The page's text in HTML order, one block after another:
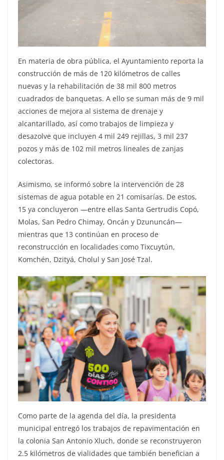
En materia de obra pública, el Ayuntamiento reporta la
construcción de más de 120 kilómetros de calles
nuevas y la rehabilitación de 38 mil 800 metros
cuadrados de banquetas. A ello se suman más de 9 mil
acciones de mejora al sistema de drenaje y
alcantarillado, así como trabajos de limpieza y
desazolve que incluyen 4 mil 249 rejillas, 3 mil 237
pozos y más de 102 mil metros lineales de zanjas
colectoras.
Asimismo, se informó sobre la intervención de 28
sistemas de agua potable en 21 comisarías. De estos,
15 ya concluyeron —entre ellas Santa Gertrudis Copó,
Molas, San Pedro Chimay, Oncán y Dzununcán—
mientras que 13 continúan en proceso de
reconstrucción en localidades como Tixcuytún,
Komchén, Dzityá, Cholul y San José Tzal.
Como parte de la agenda del día, la presidenta
municipal entregó los trabajos de repavimentación en
la colonia San Antonio Xluch, donde se reconstruyeron
2.5 kilómetros de vialidades que también benefician a